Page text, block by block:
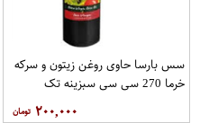
سس بارسا حاوی روغن زیتون و سرکه
خرما 270 سی سی سبزینه تک
۲۰۰,۰۰۰